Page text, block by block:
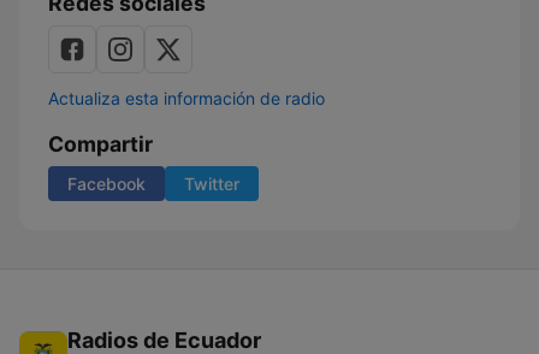
Actualiza esta información de radio
Compartir
Facebook Twitter
Radios de Ecuador